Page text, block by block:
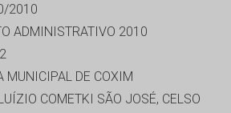
2010
ADMINISTRATIVO 2010
MUNICIPAL DE COXIM
COMETKI SÃO JOSÉ, CELSO